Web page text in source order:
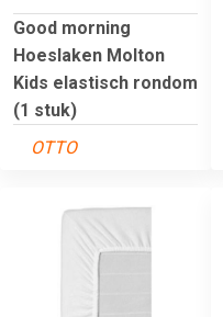
Good morning
Hoeslaken Molton
Kids elastisch rondom
(1 stuk)
OTTO